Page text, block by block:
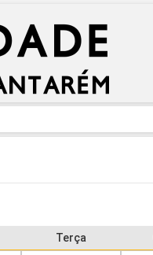
Terça